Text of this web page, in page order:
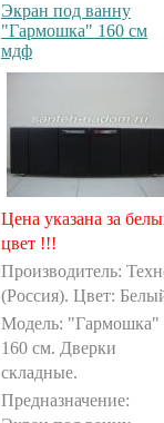
Экран под ванну
"Гармошка" 160 см
мдф
Цена указана за
цвет !!!
Производитель:
(Россия). Цвет:
Модель: "Гармошка"
160 см. Дверки
складные.
Предназначение: